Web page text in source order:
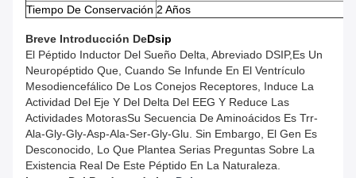
Tiempo De Conservación 2 Años
Breve Introducción DeDsip
El Péptido Inductor Del Sueño Delta, Abreviado DSIP,es Un
Neuropéptido Que, Cuando Se Infunde En El Ventrículo
Mesodiencefálico De Los Conejos Receptores, Induce La
Actividad Del Eje Y Del Delta Del EEG Y Reduce Las
Actividades MotorasSu Secuencia De Aminoácidos Es Trr-
Аlа-Gly-Gly-Asp-Ala-Ser-Gly-Glu. Sin Embargo, El Gen Es
Desconocido, Lo Que Plantea Serias Preguntas Sobre La
Existencia Real De Este Péptido En La Naturaleza.